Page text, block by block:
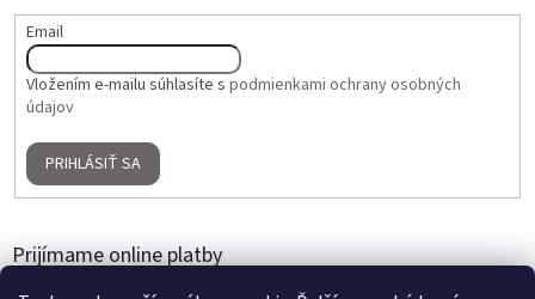
Email
Vložením e-mailu súhlasíte s podmienkami ochrany osobných
údajov
PRIHLÁSIŤ SA
Prijímame online platby